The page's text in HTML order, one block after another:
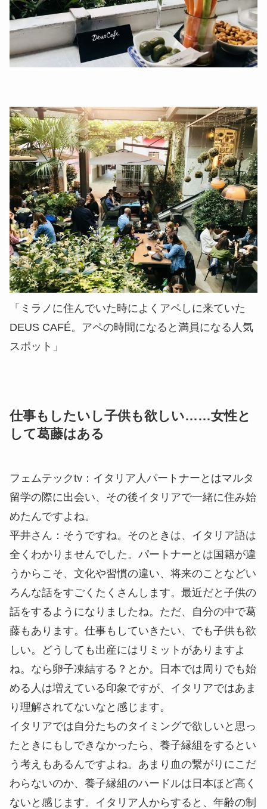
「ミラノに住んでいた時によくアペしに来ていた
DEUS CAFÉ。アペの時間になると満員になる人気
スポット」
仕事もしたいし子供も欲しい……女性と
して葛藤はある
フェムテックtv： イタリア人パートナーとはマルタ
留学の際に出会い、その後イタリアで一緒に住み始
めたんですよね。
平井さん： そうですね。そのときは、イタリア語は
全くわかりませんでした。パートナーとは国籍が違
うからこそ、文化や習慣の違い、将来のことなどい
ろんな話をすごくたくさんします。最近だと子供の
話をするようになりましたね。ただ、自分の中で葛
藤もあります。仕事もしていきたい、でも子供も欲
しい。どうしても出産にはリミットがありますよ
ね。なら卵子凍結する？とか。日本では周りでも始
める人は増えている印象ですが、イタリアではあま
り理解されてないなと感じます。
イタリアでは自分たちのタイミングで欲しいと思っ
たときにもしできなかったら、養子縁組をするとい
う考えもあるんですよね。あまり血の繋がりにこだ
わらないのか、養子縁組のハードルは日本ほど高く
ないと感じます。イタリア人からすると、年齢の制